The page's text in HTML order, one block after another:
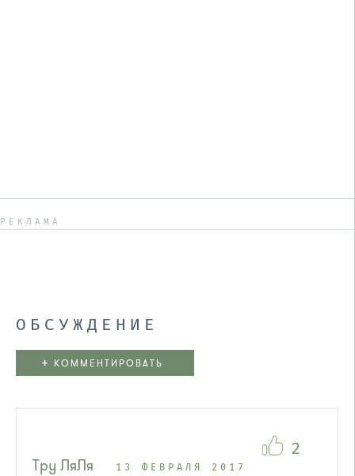
РЕКЛАМА
ОБСУЖДЕНИЕ
+ КОММЕНТИРОВАТЬ
Тру ЛяЛя 13 ФЕВРАЛЯ 2017
2